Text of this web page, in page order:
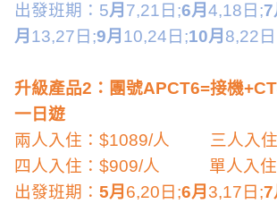
出發班期：5月 7,21 日 ;6月 4,18 日 ;7
月 13,27 日 ;9月 10,24 日 ;10月 8,22 日
升級產品2 ：團號APCT6=接機
一日遊
兩人入住： $1089/人 三人入住
四人入住： $909/人 單人入住
出發班期： 5月 6,20 日 ;6月 3,17 日 ;7